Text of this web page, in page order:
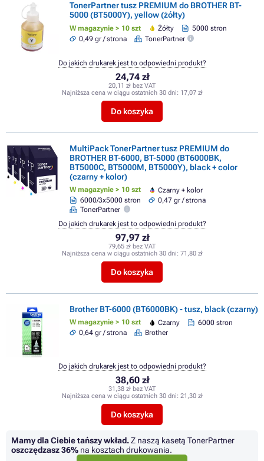
TonerPartner tusz PREMIUM do BROTHER BT-
5000 (BT5000Y), yellow (żółty)
W magazynie > 10 szt Żółty
5000 stron
0,49 gr / strona
TonerPartner
24,74 zł
20,11 zł bez VAT
Najniższa cena w ciągu ostatnich 30 dni: 17,07 zł
Do koszyka
Do jakich drukarek jest to odpowiedni produkt?
MultiPack TonerPartner tusz PREMIUM do
BROTHER BT-6000, BT-5000 (BT6000BK,
BT5000C, BT5000M, BT5000Y), black + color
(czarny + kolor)
W magazynie > 10 szt
Czarny + kolor
6000/3x5000 stron
0,47 gr / strona
TonerPartner
97,97 zł
79,65 zł bez VAT
Najniższa cena w ciągu ostatnich 30 dni: 71,80 zł
Do koszyka
Do jakich drukarek jest to odpowiedni produkt?
Brother BT-6000 (BT6000BK) - tusz, black (czarny)
W magazynie > 10 szt Czarny
6000 stron
0,64 gr / strona
Brother
38,60 zł
31,38 zł bez VAT
Najniższa cena w ciągu ostatnich 30 dni: 21,30 zł
Do koszyka
Do jakich drukarek jest to odpowiedni produkt?
Mamy dla Ciebie tańszy wkład.Z naszą kasetą TonerPartner
oszczędzasz36% na kosztach drukowania.